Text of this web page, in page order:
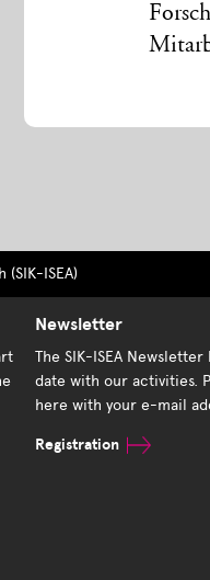
ISEA)
Newsletter
The SIK-ISEA
date with our activities.
here with your e-mail
Registration